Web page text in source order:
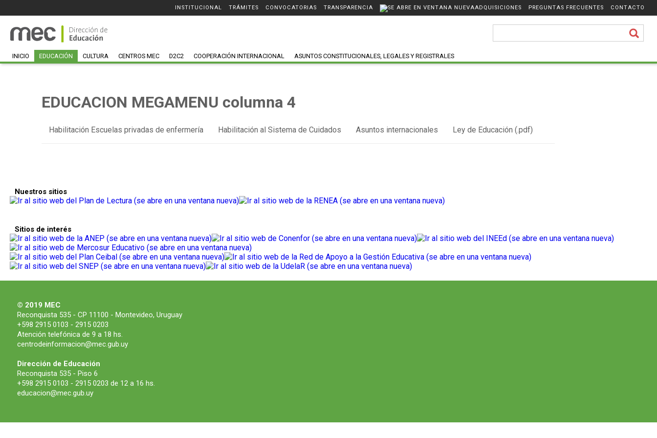
INSTITUCIONAL TRÁMITES CONVOCATORIAS TRANSPARENCIA ADQUISICIONES PREGUNTAS FRECUENTES CONTACTO
INICIO EDUCACIÓN CULTURA CENTROS MEC D2C2 COOPERACIÓN INTERNACIONAL ASUNTOS CONSTITUCIONALES, LEGALES Y REGISTRALES
EDUCACION MEGAMENU columna 4
Habilitación Escuelas privadas de enfermería Habilitación al Sistema de Cuidados Asuntos internacionales Ley de Educación (.pdf)
Nuestros sitios
Sitios de interés
© 2019 MEC
Reconquista 535 - CP 11100 - Montevideo, Uruguay
+598 2915 0103 - 2915 0203
Atención telefónica de 9 a 18 hs.
centrodeinformacion@mec.gub.uy
Dirección de Educación
Reconquista 535 - Piso 6
+598 2915 0103 - 2915 0203 de 12 a 16 hs.
educacion@mec.gub.uy